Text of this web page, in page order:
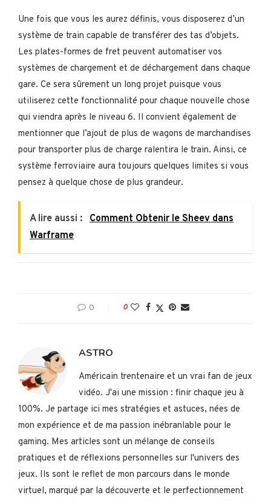
Une fois que vous les aurez définis, vous disposerez d’un
système de train capable de transférer des tas d’objets.
Les plates-formes de fret peuvent automatiser vos
systèmes de chargement et de déchargement dans chaque
gare. Ce sera sûrement un long projet puisque vous
utiliserez cette fonctionnalité pour chaque nouvelle chose
qui viendra après le niveau 6. Il convient également de
mentionner que l’ajout de plus de wagons de marchandises
pour transporter plus de charge ralentira le train. Ainsi, ce
système ferroviaire aura toujours quelques limites si vous
pensez à quelque chose de plus grandeur.
A lire aussi : Comment Obtenir le Sheev dans
Warframe
0 0
ASTRO
Américain trentenaire et un vrai fan de jeux
vidéo. J'ai une mission : finir chaque jeu à
100%. Je partage ici mes stratégies et astuces, nées de
mon expérience et de ma passion inébranlable pour le
gaming. Mes articles sont un mélange de conseils
pratiques et de réflexions personnelles sur l'univers des
jeux. Ils sont le reflet de mon parcours dans le monde
virtuel, marqué par la découverte et le perfectionnement